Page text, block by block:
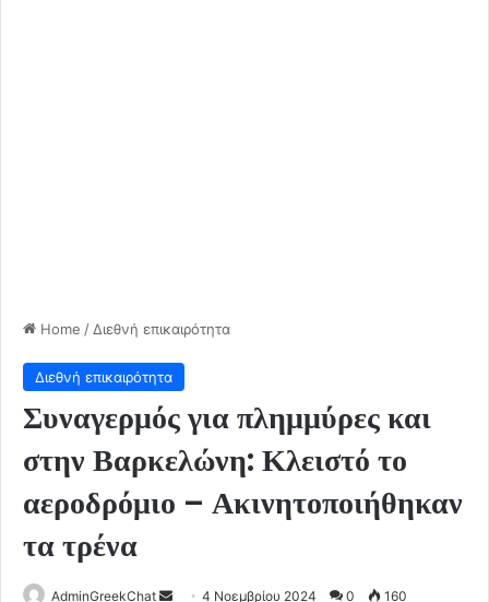
Home / Διεθνή επικαιρότητα
Διεθνή επικαιρότητα
Συναγερμός για πλημμύρες και
στην Βαρκελώνη: Κλειστό το
αεροδρόμιο – Ακινητοποιήθηκαν
τα τρένα
AdminGreekChat
Send4 Νοεμβρίου 2024 0 160